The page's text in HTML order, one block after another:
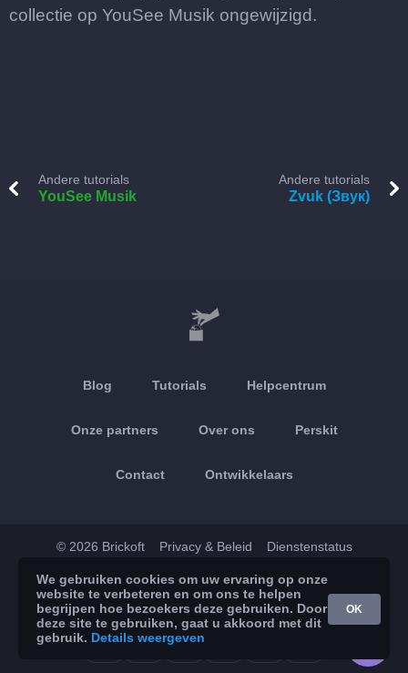
collectie op YouSee Musik ongewijzigd.
Andere tutorials
YouSee Musik
Andere tutorials
Zvuk (Звук)
Blog Tutorials Helpcentrum
Onze partners Over ons Perskit
Contact Ontwikkelaars
© 2026 Brickoft Privacy & Beleid Dienstenstatus
App Store Google Play
We gebruiken cookies om uw ervaring op onze
website te verbeteren en om ons te helpen
begrijpen hoe bezoekers deze gebruiken. Door
deze site te gebruiken, gaat u akkoord met dit
gebruik. Details weergeven
OK